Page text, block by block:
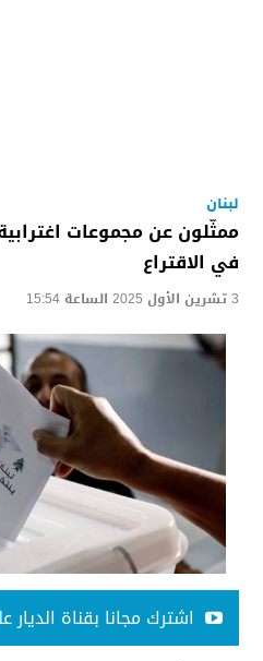
لبنان
ممثّلون عن مجموعات
في الاقتراع
3 تشرين الأول 2025 الساعة 15:54
اشترك مجانا بقناة